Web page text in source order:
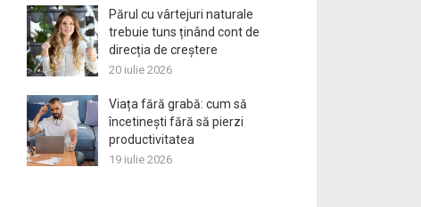
Părul cu vârtejuri naturale
trebuie tuns ținând cont de
direcția de creștere
20 iulie 2026
Viața fără grabă: cum să
încetinești fără să pierzi
productivitatea
19 iulie 2026